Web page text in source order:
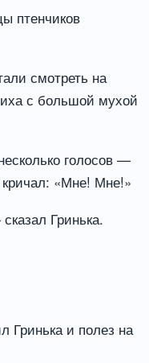
птенчиков
смотреть на
с большой мухой
голосов —
«Мне! Мне!»
Гринька.
Гринька и полез на